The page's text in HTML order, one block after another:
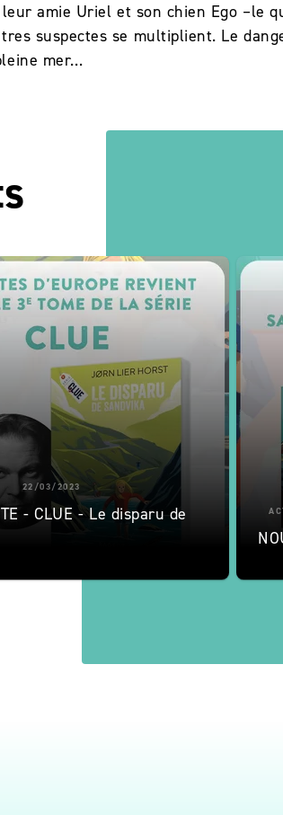
amie Uriel et son chien Ego –le
suspectes se multiplient. Le
mer…
22/03/2023
- CLUE - Le disparu de